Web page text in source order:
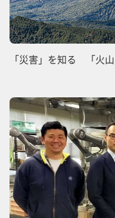
「災害」を知る 「火